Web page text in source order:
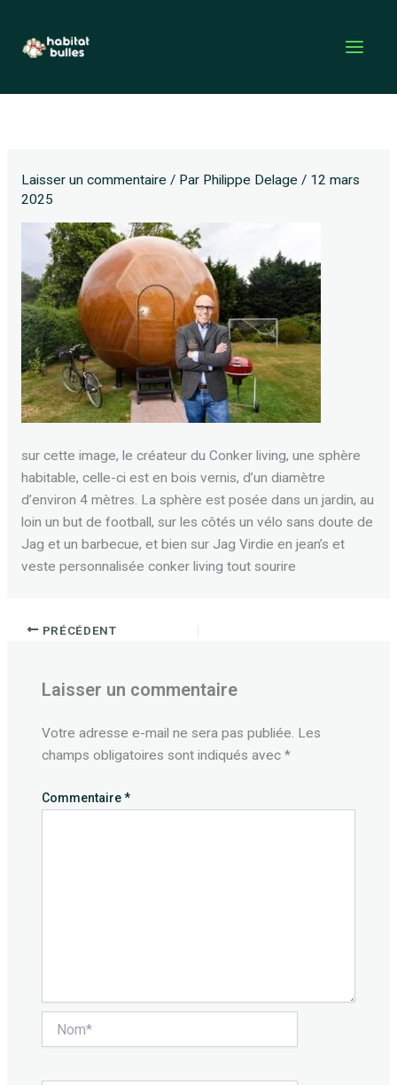
contenu
Laisser un commentaire / Par Philippe Delage / 12 mars
2025
sur cette image, le créateur du Conker living, une sphère
habitable, celle-ci est en bois vernis, d’un diamètre
d’environ 4 mètres. La sphère est posée dans un jardin, au
loin un but de football, sur les côtés un vélo sans doute de
Jag et un barbecue, et bien sur Jag Virdie en jean’s et
veste personnalisée conker living tout sourire
PRÉCÉDENT
Laisser un commentaire
Votre adresse e-mail ne sera pas publiée. Les
champs obligatoires sont indiqués avec*
Commentaire*